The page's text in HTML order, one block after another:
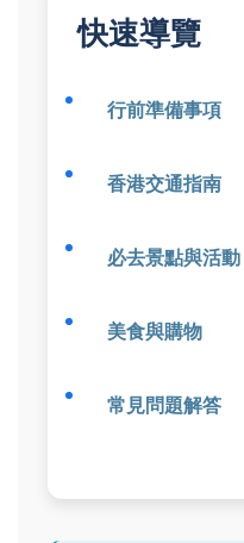
快速導覽
行前準備事項
香港交通指南
必去景點與活動
美食與購物
常見問題解答